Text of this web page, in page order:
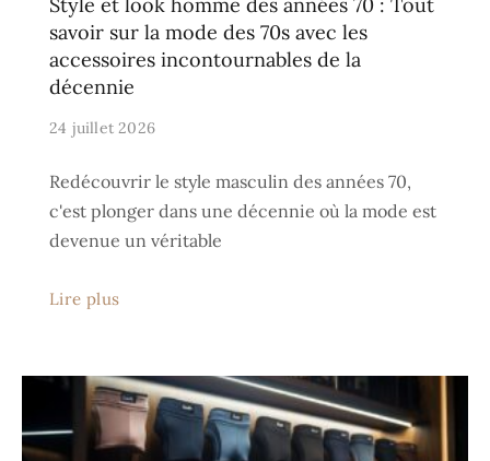
Style et look homme des années 70 : Tout
savoir sur la mode des 70s avec les
accessoires incontournables de la
décennie
24 juillet 2026
Redécouvrir le style masculin des années 70,
c'est plonger dans une décennie où la mode est
devenue un véritable
Lire plus